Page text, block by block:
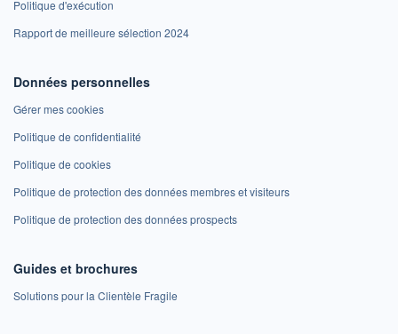
Politique d'exécution
Rapport de meilleure sélection 2024
Données personnelles
Gérer mes cookies
Politique de confidentialité
Politique de cookies
Politique de protection des données membres et visiteurs
Politique de protection des données prospects
Guides et brochures
Solutions pour la Clientèle Fragile